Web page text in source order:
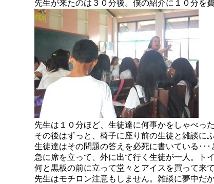
先生が来たのは３０分後。僕の紹介に１０分を
先生は１０分ほど、生徒達に何事かをしゃべっ
その後はずっと、椅子に座り前の生徒と雑談に
生徒達はその問題の答えを必死に書いている･･･
急に席を立って、外に出て行く生徒が一人。ト
何と黒板の前に立って堂々とアイスを買って来
先生はモチロン注意もしません。雑談に夢中だか